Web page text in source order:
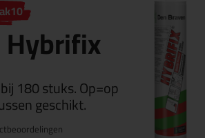
180 stuks. Op=op
geschikt.